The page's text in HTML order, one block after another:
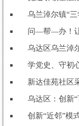
乌兰淖尔镇“
问—帮—办！让
乌达区乌兰淖
学党史、守初
新达佳苑社区
乌达区：创新
创新“近邻”模